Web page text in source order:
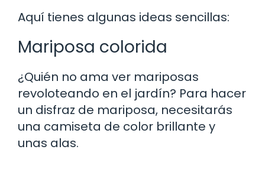
Aquí tienes algunas ideas sencillas:
Mariposa colorida
¿Quién no ama ver mariposas
revoloteando en el jardín? Para hacer
un disfraz de mariposa, necesitarás
una camiseta de color brillante y
unas alas.